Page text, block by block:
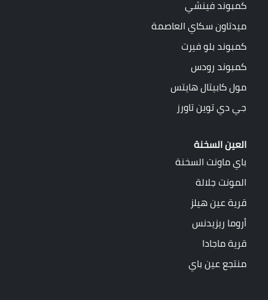
كمبوند فينشي
ميدتاون سكاي العاصمة
كمبوند بلو فيرت
كمبوند رودس
مول كابيتال هايتس
جي دي توين تاورز
العين السخنة
باي ماونت السخنة
المونت جلالة
قرية عين هيلز
أروما ريزيدنس
قرية ماجادا
منتجع عين باي